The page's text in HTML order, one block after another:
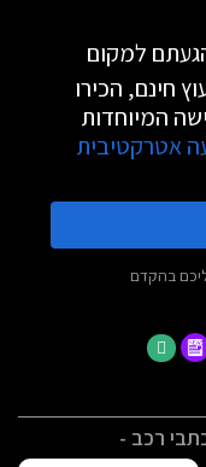
למקום
חינם, הכירו
המיוחדות
אטרקטיבית
בהקדם
רכב -